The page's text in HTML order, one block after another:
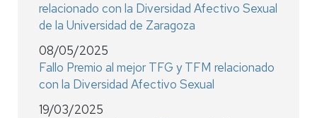
relacionado con la Diversidad Afectivo Sexual
de la Universidad de Zaragoza
08/05/2025
Fallo Premio al mejor TFG y TFM relacionado
con la Diversidad Afectivo Sexual
19/03/2025